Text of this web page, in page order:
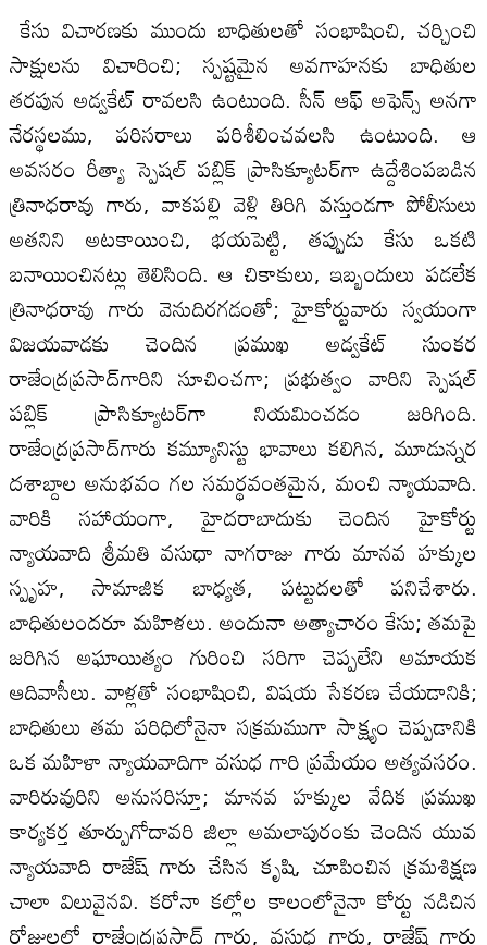
కేసు విచారణకు ముందు బాధితులతో సంభాషించి, చర్చించి
సాక్షులను విచారించి; స్పష్టమైన అవగాహనకు బాధితుల
తరపున అడ్వకేట్ రావలసి ఉంటుంది. సీన్ ఆఫ్ అఫెన్స్ అనగా
నేరస్థలము, పరిసరాలు పరిశీలించవలసి ఉంటుంది. ఆ
అవసరం రీత్యా స్పెషల్ పబ్లిక్ ప్రాసిక్యూటర్‌గా ఉద్దేశింపబడిన
త్రినాధరావు గారు, వాకపల్లి వెళ్లి తిరిగి వస్తుండగా పోలీసులు
అతనిని అటకాయించి, భయపెట్టి, తప్పుడు కేసు ఒకటి
బనాయించినట్లు తెలిసింది. ఆ చికాకులు, ఇబ్బందులు పడలేక
త్రినాధరావు గారు వెనుదిరగడంతో; హైకోర్టువారు స్వయంగా
విజయవాడకు చెందిన ప్రముఖ అడ్వకేట్ సుంకర
రాజేంద్రప్రసాద్‌గారిని సూచించగా; ప్రభుత్వం వారిని స్పెషల్
పబ్లిక్ ప్రాసిక్యూటర్‌గా నియమించడం జరిగింది.
రాజేంద్రప్రసాద్‌గారు కమ్యూనిస్టు భావాలు కలిగిన, మూడున్నర
దశాబ్దాల అనుభవం గల సమర్థవంతమైన, మంచి న్యాయవాది.
వారికి సహాయంగా, హైదరాబాదుకు చెందిన హైకోర్టు
న్యాయవాది శ్రీమతి వసుధా నాగరాజు గారు మానవ హక్కుల
స్పృహ, సామాజిక బాధ్యత, పట్టుదలతో పనిచేశారు.
బాధితులందరూ మహిళలు. అందునా అత్యాచారం కేసు; తమపై
జరిగిన అఘాయిత్యం గురించి సరిగా చెప్పలేని అమాయక
ఆదివాసీలు. వాళ్లతో సంభాషించి, విషయ సేకరణ చేయడానికి;
బాధితులు తమ పరిధిలోనైనా సక్రమముగా సాక్ష్యం చెప్పడానికి
ఒక మహిళా న్యాయవాదిగా వసుధ గారి ప్రమేయం అత్యవసరం.
వారిరువురిని అనుసరిస్తూ; మానవ హక్కుల వేదిక ప్రముఖ
కార్యకర్త తూర్పుగోదావరి జిల్లా అమలాపురంకు చెందిన యువ
న్యాయవాది రాజేష్ గారు చేసిన కృషి, చూపించిన క్రమశిక్షణ
చాలా విలువైనవి. కరోనా కల్లోల కాలంలోనైనా కోర్టు నడిచిన
రోజులలో రాజేంద్రప్రసాద్ గారు, వసుధ గారు, రాజేష్ గారు